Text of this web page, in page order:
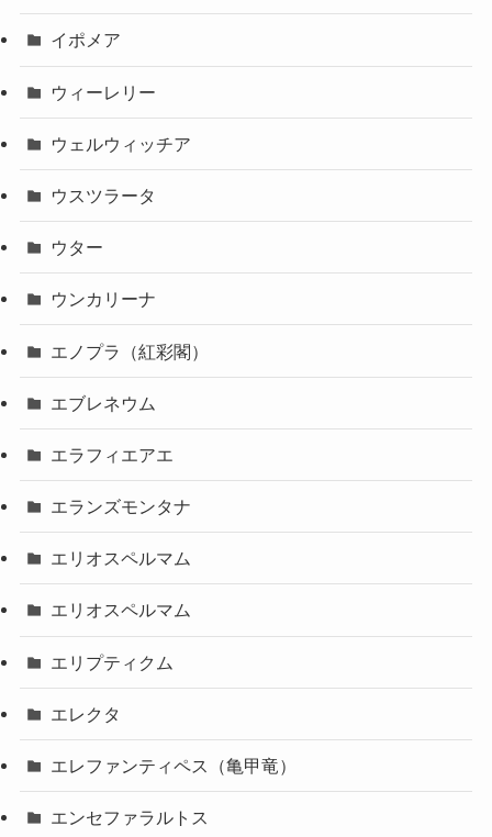
イポメア
ウィーレリー
ウェルウィッチア
ウスツラータ
ウター
ウンカリーナ
エノプラ（紅彩閣）
エブレネウム
エラフィエアエ
エランズモンタナ
エリオスペルマム
エリオスペルマム
エリプティクム
エレクタ
エレファンティペス（亀甲竜）
エンセファラルトス